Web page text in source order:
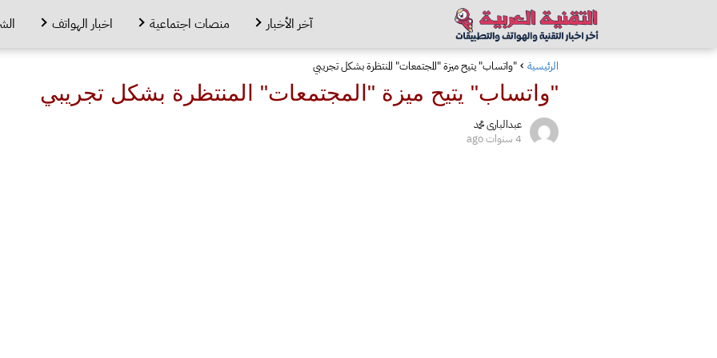
آخر الأخبار منصات اجتماعية اخبار الهواتف
الرئيسية "واتساب" يتيح ميزة "المجتمعات" المنتظرة بشكل تجريبي
"واتساب" يتيح ميزة "المجتمعات" المنتظرة بشكل تجريبي
عبدالبارى محمد
4 سنوات ago